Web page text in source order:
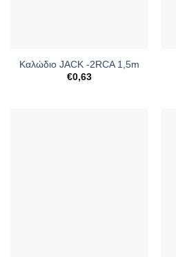
Καλώδιο JACK -2RCA 1,5m
€0,63